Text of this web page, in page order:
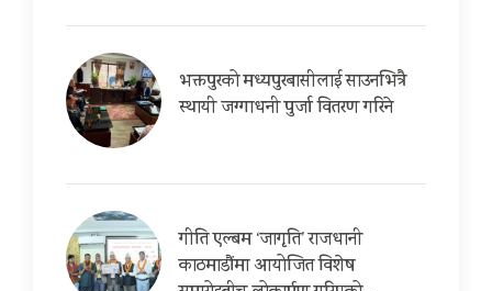
भक्तपुरको मध्यपुरबासीलाई साउनभित्रै
स्थायी जग्गाधनी पुर्जा वितरण गरिने
गीति एल्बम ‘जागृति’ राजधानी
काठमाडौंमा आयोजित विशेष